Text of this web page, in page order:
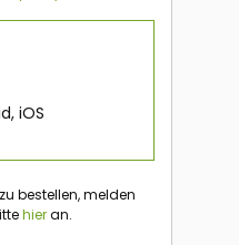
iOS
bestellen, melden
hieran.